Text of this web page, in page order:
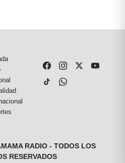
RADIO - TODOS LOS
RESERVADOS